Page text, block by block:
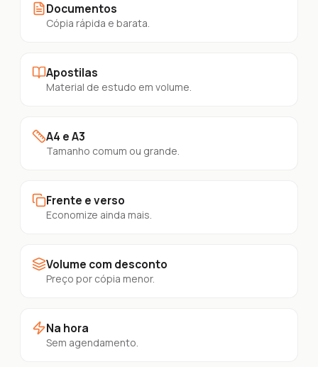
Documentos
Cópia rápida e barata.
Apostilas
Material de estudo em volume.
A4 e A3
Tamanho comum ou grande.
Frente e verso
Economize ainda mais.
Volume com desconto
Preço por cópia menor.
Na hora
Sem agendamento.